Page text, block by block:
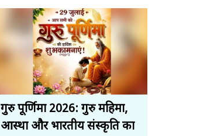
गुरु पूर्णिमा 2026: गुरु महिमा,
आस्था और भारतीय संस्कृति का